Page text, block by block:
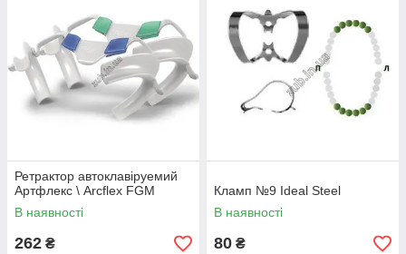
Ретрактор автоклавіруемий
Артфлекс \ Arcflex FGM
В наявності
262 ₴
Кламп №9 Ideal Steel
В наявності
80 ₴